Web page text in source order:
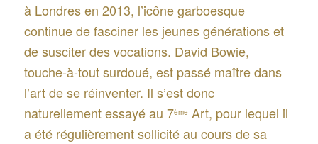
à Londres en 2013, l’icône garboesque
continue de fasciner les jeunes générations et
de susciter des vocations. David Bowie,
touche-à-tout surdoué, est passé maître dans
l’art de se réinventer. Il s’est donc
naturellement essayé au 7ème Art, pour lequel il
a été régulièrement sollicité au cours de sa